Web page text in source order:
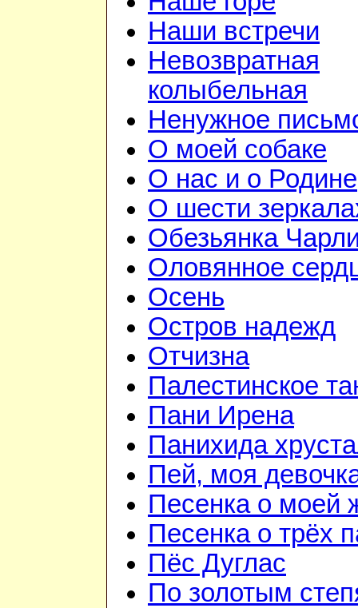
Наши встречи
Невозвратная
колыбельная
Ненужное
О моей собаке
О нас и о Родине
О шести
Обезьянка
Оловянное
Осень
Остров надежд
Отчизна
Палестинское
Пани Ирена
Панихида
Пей, моя
Песенка о моей
Песенка о трёх
Пёс Дуглас
По золотым